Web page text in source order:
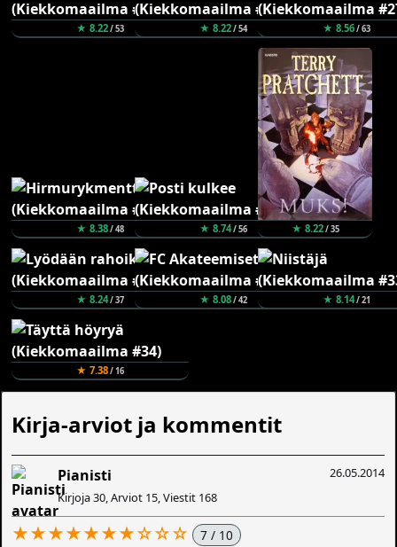
★ 8.22/ 53 ★ 8.22/ 54 ★ 8.56/ 63
★ 8.38/ 48 ★ 8.74/ 56 ★ 8.22/ 35
★ 8.24/ 37 ★ 8.08/ 42 ★ 8.14/ 21
★ 7.38/ 16
Kirja-arviot ja kommentit
26.05.2014
Pianisti
Kirjoja 30, Arviot 15, Viestit 168
★★★★★★★☆☆☆ 7 / 10